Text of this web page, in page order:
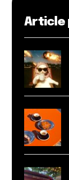
Article